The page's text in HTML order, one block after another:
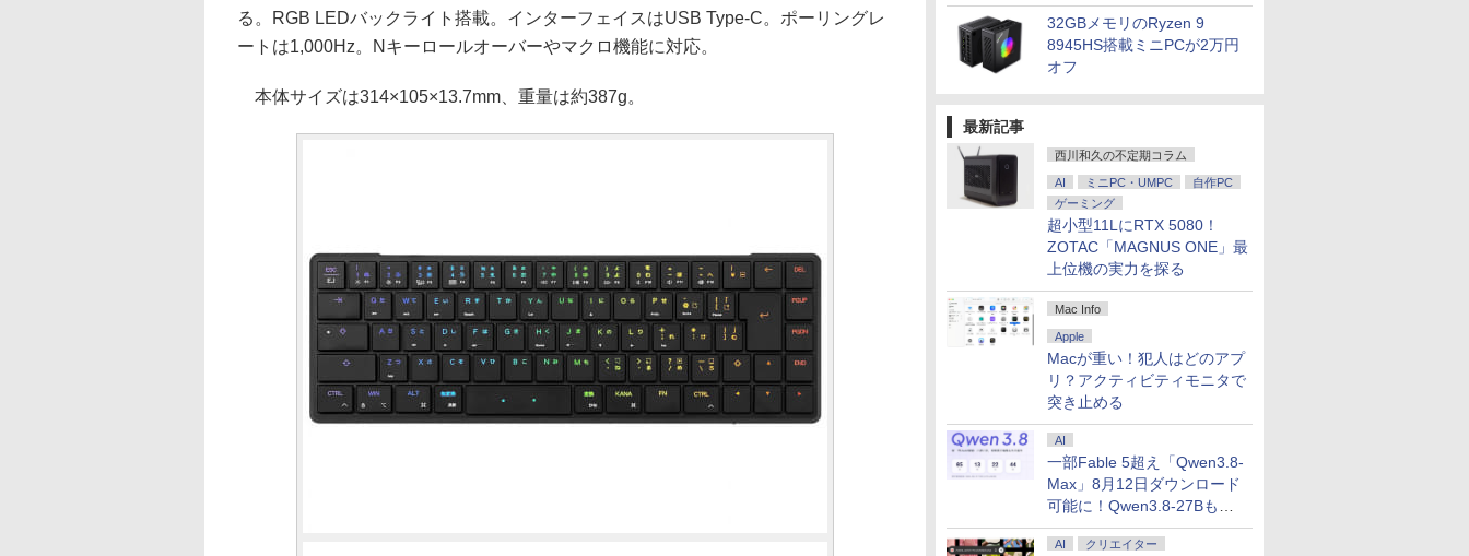
32GBメモリのRyzen 9
8945HS搭載ミニPCが2万円
オフ
最新記事
西川和久の不定期コラム
AI ミニPC・UMPC
自作PC
ゲーミング
超小型11LにRTX 5080！
ZOTAC「MAGNUS ONE」最
上位機の実力を探る
Mac Info
Apple
Macが重い！犯人はどのアプ
リ？アクティビティモニタで
突き止める
AI
一部Fable 5超え「Qwen3.8-
Max」8月12日ダウンロード
可能に！Qwen3.8-27Bも順
次
AI クリエイター
る。RGB LEDバックライト搭載。インターフェイスはUSB Type-C。ポーリングレ
ートは1,000Hz。Nキーロールオーバーやマクロ機能に対応。
本体サイズは314×105×13.7mm、重量は約387g。